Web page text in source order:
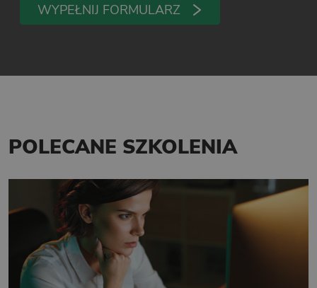
WYPEŁNIJ FORMULARZ
POLECANE SZKOLENIA